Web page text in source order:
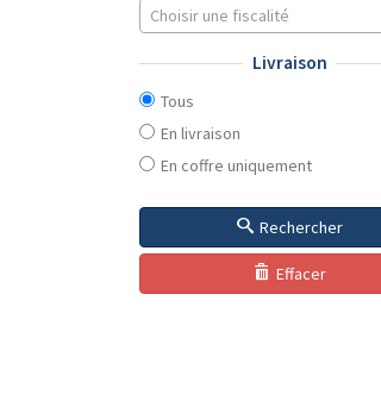
Choisir une fiscalité
Livraison
Tous
En livraison
En coffre uniquement
Rechercher
Effacer